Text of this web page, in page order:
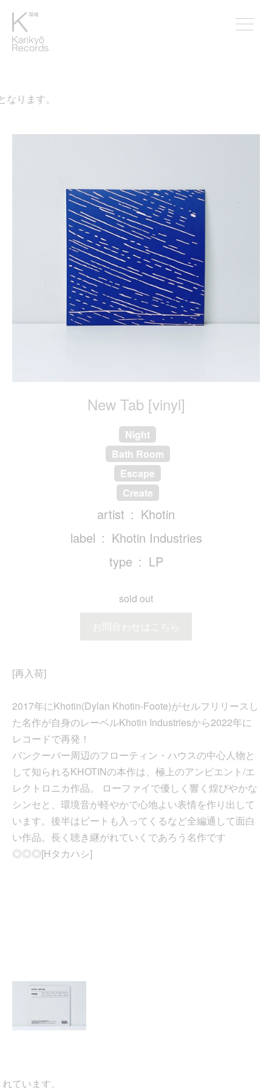
ります。
New Tab [vinyl]
Night
Bath Room
Escape
Create
artist
Khotin
label
Khotin Industries
type
LP
sold out
お問合わせはこちら
[再入荷]
2017年にKhotin(Dylan Khotin-Foote)がセルフリリースし
た名作が自身のレーベルKhotin Industriesから2022年に
レコードで再発！
バンクーバー周辺のフローティン・ハウスの中心人物と
して知られるKHOTINの本作は、極上のアンビエント/エ
レクトロニカ作品。 ローファイで優しく響く煌びやかな
シンセと、環境音が軽やかで心地よい表情を作り出して
います。後半はビートも入ってくるなど全編通して面白
い作品。長く聴き継がれていくであろう名作です
◎◎◎[Hタカハシ]
います。